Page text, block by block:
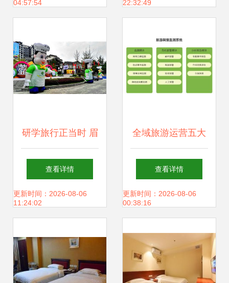
与挑战
04:57:54
22:32:49
研学旅行正当时 眉
山召开研学旅行工
作推进会聚焦住宿
查看详情
更新时间：2026-08-06
11:24:02
全域旅游运营五大
系统,让你离游客更
近
查看详情
更新时间：2026-08-06
00:38:16